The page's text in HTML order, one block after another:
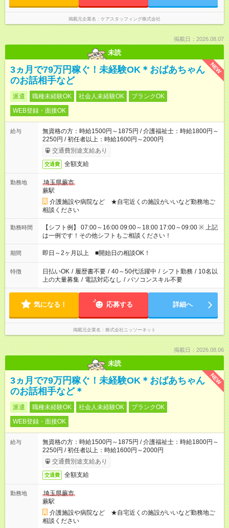
掲載元企業名 ケアスタッフィング株式会社
掲載日：2026.08.07
未読
NEW
3ヵ月で79万円稼ぐ！未経験OK＊おばあちゃん
のお話相手など
派遣 職種未経験OK 社会人未経験OK
ブランクOK
WEB登録・面接OK
給与
無資格の方：時給1500円～1875円 / 介護福祉士：時給1800円～
2250円 / 初任者以上：時給1600円～2000円
交通費別途支給あり
交通費 全額支給
勤務地
埼玉県蕨市
蕨駅
介護施設や病院など ★自宅近くの施設がいいなど勤務地ご
相談ください
勤務時間
【シフト例】 07:00～16:00 09:00～18:00 17:00～09:00 ※ 上記
は一例です！その他シフトもご相談ください！
期間 即日～2ヶ月以上 ■開始日の相談OK！
特徴 日払いOK / 履歴書不要 / 40～50代活躍中 / シフト勤務 / 10名以
上の大量募集 / 電話対応なし / パソコンスキル不要
気になる！ 応募する 詳細へ
掲載元企業名 株式会社ニッソーネット
掲載日：2026.08.06
未読
NEW
3ヵ月で79万円稼ぐ！未経験OK＊おばあちゃん
のお話相手など＊
派遣 職種未経験OK 社会人未経験OK
ブランクOK
WEB登録・面接OK
給与
無資格の方：時給1500円～1875円 / 介護福祉士：時給1800円～
2250円 / 初任者以上：時給1600円～2000円
交通費別途支給あり
交通費 全額支給
勤務地
埼玉県蕨市
蕨駅
介護施設や病院など ★自宅近くの施設がいいなど勤務地ご
相談ください